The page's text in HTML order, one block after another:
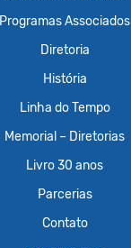
Programas Associados
Diretoria
História
Linha do Tempo
Memorial – Diretorias
Livro 30 anos
Parcerias
Contato